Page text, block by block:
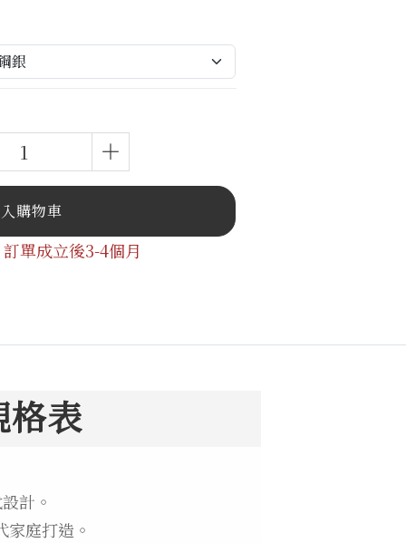
購物車
單成立後3-4個月
格表
計。
庭打造。